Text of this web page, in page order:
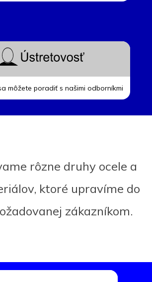
môžete poradiť s našimi odborníkmi
rôzne druhy ocele a
ktoré upravíme do
zákazníkom.